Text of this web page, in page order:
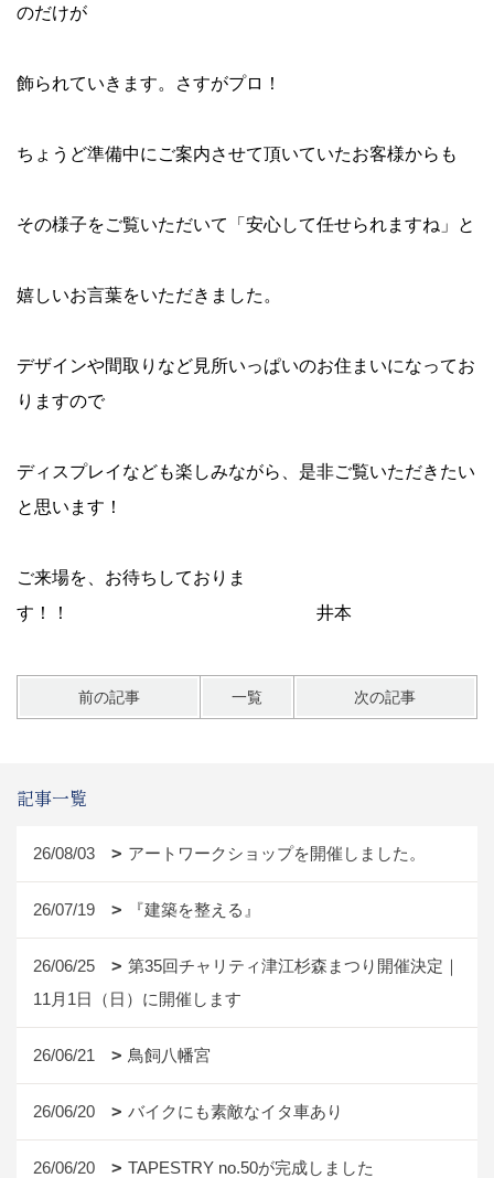
のだけが
飾られていきます。さすがプロ！
ちょうど準備中にご案内させて頂いていたお客様からも
その様子をご覧いただいて「安心して任せられますね」と
嬉しいお言葉をいただきました。
デザインや間取りなど見所いっぱいのお住まいになってお
りますので
ディスプレイなども楽しみながら、是非ご覧いただきたい
と思います！
ご来場を、お待ちしておりま
す！！ 井本
前の記事 一覧 次の記事
記事一覧
26/08/03 アートワークショップを開催しました。
26/07/19 『建築を整える』
26/06/25
第35回チャリティ津江杉森まつり開催決定｜
11月1日（日）に開催します
26/06/21 鳥飼八幡宮
26/06/20 バイクにも素敵なイタ車あり
26/06/20 TAPESTRY no.50が完成しました